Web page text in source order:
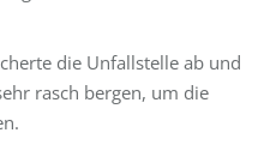
die Unfallstelle ab und
rasch bergen, um die